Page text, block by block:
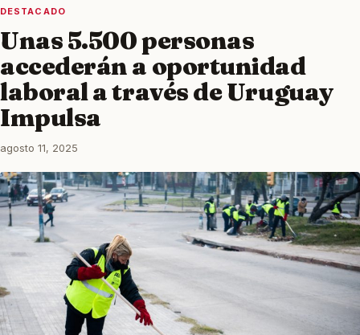
DESTACADO
Unas 5.500 personas
accederán a oportunidad
laboral a través de Uruguay
Impulsa
agosto 11, 2025